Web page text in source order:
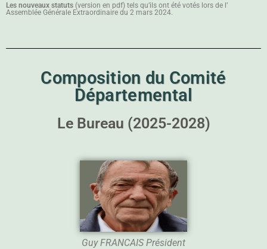
Les nouveaux statuts (version en pdf) tels qu’ils ont été votés lors de l’
Assemblée Générale Extraordinaire du 2 mars 2024.
Composition du Comité
Départemental
Le Bureau (2025-2028)
Guy FRANCAIS Président